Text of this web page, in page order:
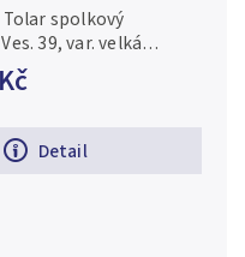
Detail
spolkový
39, var. velká
velmi pěkný Rv.,